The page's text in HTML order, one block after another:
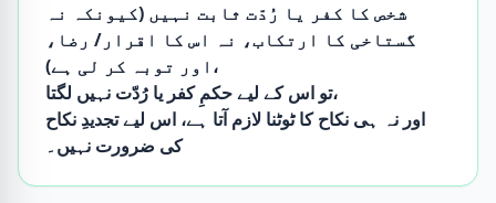
شخص کا کفر یا رُدّت ثابت نہیں (کیونکہ نہ
گستاخی کا ارتکاب، نہ اس کا اقرار/ رضا،
اور توبہ کر لی ہے)،
تو اس کے لیے حکمِ کفر یا رُدّت نہیں لگتا،
اور نہ ہی نکاح کا ٹوٹنا لازم آتا ہے، اس لیے تجدیدِ نکاح
کی ضرورت نہیں۔